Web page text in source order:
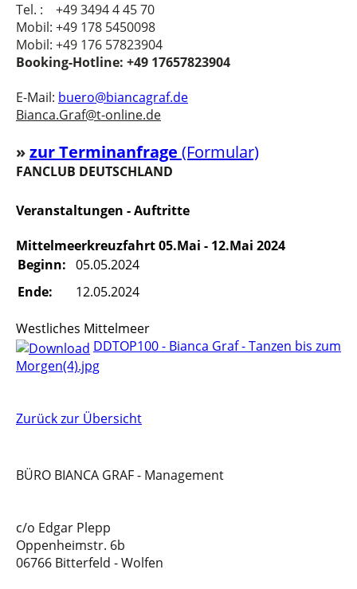
Tel. : +49 3494 4 45 70
Mobil: +49 178 5450098
Mobil: +49 176 57823904
Booking-Hotline: +49 17657823904
E-Mail: buero@biancagraf.de
Bianca.Graf@t-online.de
»zur Terminanfrage (Formular)
FANCLUB DEUTSCHLAND
Veranstaltungen - Auftritte
Mittelmeerkreuzfahrt 05.Mai - 12.Mai 2024
Beginn: 05.05.2024
Ende:
12.05.2024
Westliches Mittelmeer
DDTOP100 - Bianca Graf - Tanzen bis zum
Morgen(4).jpg
Zurück zur Übersicht
BÜRO BIANCA GRAF - Management
c/o Edgar Plepp
Oppenheimstr. 6b
06766 Bitterfeld - Wolfen